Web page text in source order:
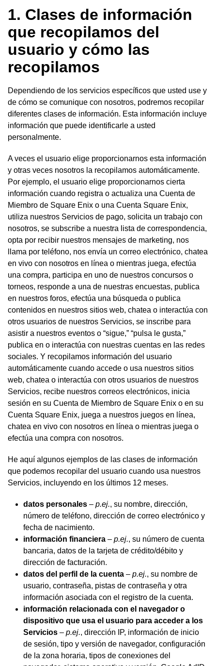
1. Clases de información
que recopilamos del
usuario y cómo las
recopilamos
Dependiendo de los servicios específicos que usted use y
de cómo se comunique con nosotros, podremos recopilar
diferentes clases de información. Esta información incluye
información que puede identificarle a usted
personalmente.
A veces el usuario elige proporcionarnos esta información
y otras veces nosotros la recopilamos automáticamente.
Por ejemplo, el usuario elige proporcionarnos cierta
información cuando registra o actualiza una Cuenta de
Miembro de Square Enix o una Cuenta Square Enix,
utiliza nuestros Servicios de pago, solicita un trabajo con
nosotros, se subscribe a nuestra lista de correspondencia,
opta por recibir nuestros mensajes de marketing, nos
llama por teléfono, nos envía un correo electrónico, chatea
en vivo con nosotros en línea o mientras juega, efectúa
una compra, participa en uno de nuestros concursos o
torneos, responde a una de nuestras encuestas, publica
en nuestros foros, efectúa una búsqueda o publica
contenidos en nuestros sitios web, chatea o interactúa con
otros usuarios de nuestros Servicios, se inscribe para
asistir a nuestros eventos o “sigue,” “pulsa le gusta,”
publica en o interactúa con nuestras cuentas en las redes
sociales. Y recopilamos información del usuario
automáticamente cuando accede o usa nuestros sitios
web, chatea o interactúa con otros usuarios de nuestros
Servicios, recibe nuestros correos electrónicos, inicia
sesión en su Cuenta de Miembro de Square Enix o en su
Cuenta Square Enix, juega a nuestros juegos en línea,
chatea en vivo con nosotros en línea o mientras juega o
efectúa una compra con nosotros.
He aquí algunos ejemplos de las clases de información
que podemos recopilar del usuario cuando usa nuestros
Servicios, incluyendo en los últimos 12 meses.
datos personales – p.ej., su nombre, dirección,
número de teléfono, dirección de correo electrónico y
fecha de nacimiento.
información financiera – p.ej., su número de cuenta
bancaria, datos de la tarjeta de crédito/débito y
dirección de facturación.
datos del perfil de la cuenta – p.ej., su nombre de
usuario, contraseña, pistas de contraseña y otra
información asociada con el registro de la cuenta.
información relacionada con el navegador o
dispositivo que usa el usuario para acceder a los
Servicios – p.ej., dirección IP, información de inicio
de sesión, tipo y versión de navegador, configuración
de la zona horaria, tipos de conexiones del